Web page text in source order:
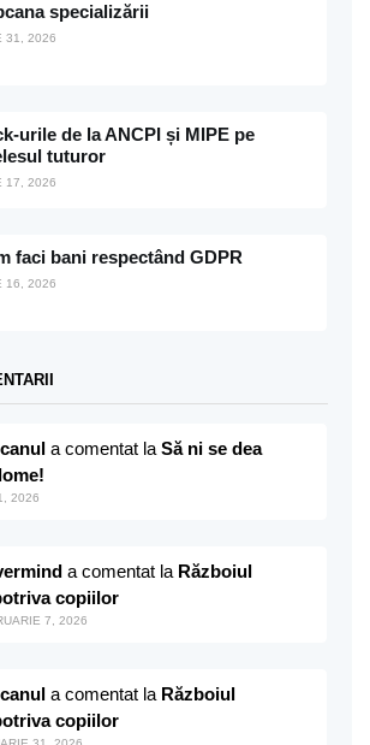
specializării
31, 2026
urile de la ANCPI și MIPE pe
tuturor
17, 2026
faci bani respectând GDPR
16, 2026
a comentat la Să ni se dea
2026
a comentat la Războiul
copiilor
7, 2026
a comentat la Războiul
copiilor